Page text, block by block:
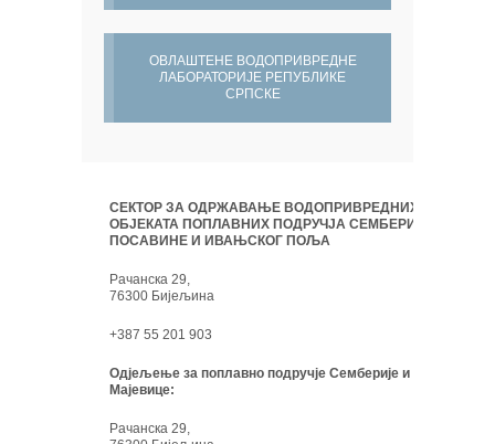
ОВЛАШТЕНЕ ВОДОПРИВРЕДНЕ
ЛАБОРАТОРИЈЕ РЕПУБЛИКЕ
СРПСКЕ
СЕКТОР ЗА ОДРЖАВАЊЕ ВОДОПРИВРЕДНИХ
ОБЈЕКАТА ПОПЛАВНИХ ПОДРУЧЈА СЕМБЕРИЈЕ,
ПОСАВИНЕ И ИВАЊСКОГ ПОЉА
Рачанска 29,
76300 Бијељина
+387 55 201 903
Одјељење за поплавно подручје Семберије и
Мајевице:
Рачанска 29,